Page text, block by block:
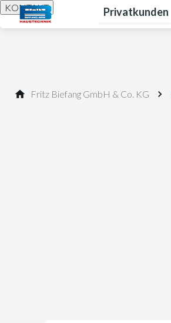
KONTAKT Privatkunden
Fritz Bie­fang GmbH & Co. KG